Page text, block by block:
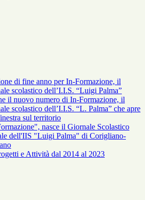
di fine anno per In-Formazione, il
scolastico dell’I.I.S. “Luigi Palma”
il nuovo numero di In-Formazione, il
scolastico dell’I.I.S. “L. Palma” che apre
sul territorio
nasce il Giornale Scolastico
dell'IIS "Luigi Palma" di Corigliano-
e Attività dal 2014 al 2023